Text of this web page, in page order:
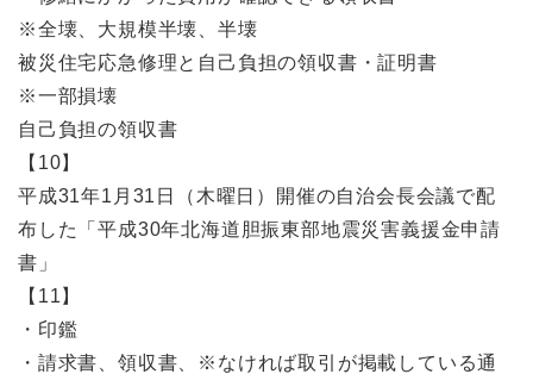
※全壊、大規模半壊、半壊
被災住宅応急修理と自己負担の領収書・証明書
※一部損壊
自己負担の領収書
【10】
平成31年1月31日（木曜日）開催の自治会長会議で配
布した「平成30年北海道胆振東部地震災害義援金申請
書」
【11】
・印鑑
・請求書、領収書、※なければ取引が掲載している通